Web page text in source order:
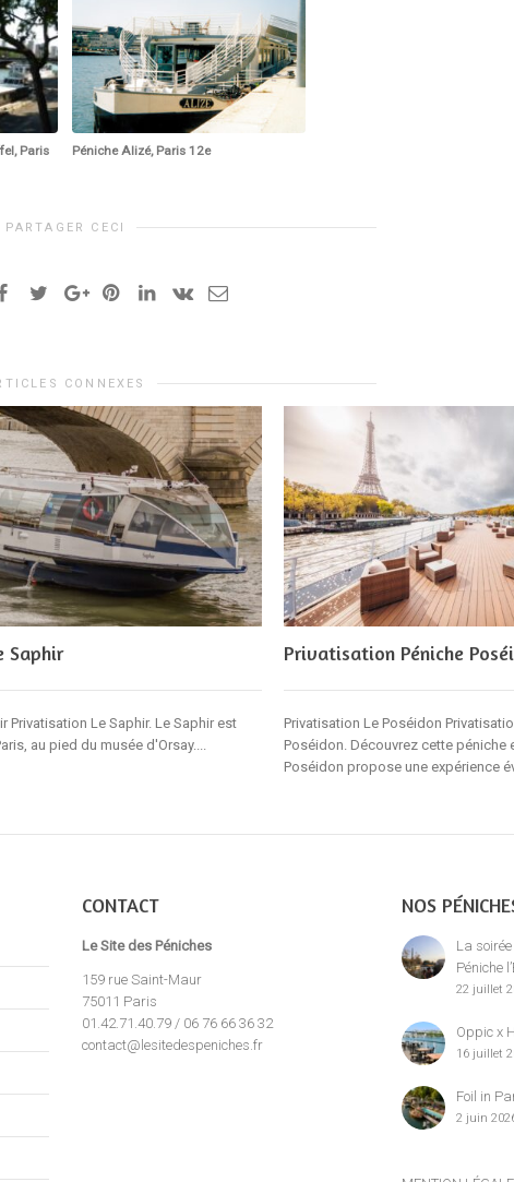
Paris
Péniche Alizé, Paris 12e
PARTAGER CECI
CONNEXES
Saphir
Privatisation Le Saphir. Le Saphir est
au pied du musée d'Orsay....
Privatisation Péniche
Privatisation Le Poséidon
Poséidon. Découvrez cette péniche
Poséidon propose une expérience
CONTACT
Le Site des Péniches
159 rue Saint-Maur
75011 Paris
01.42.71.40.79 / 06 76 66 36 32
contact@lesitedespeniches.fr
NOS
La
Péniche
22 juillet
Oppic x
16 juillet
Foil in
2 juin